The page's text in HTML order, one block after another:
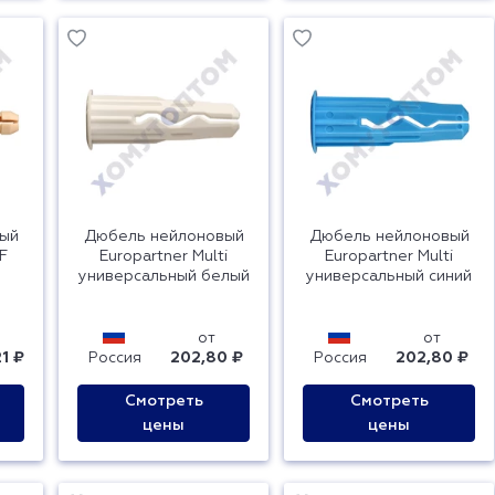
₽
Дюбель нейлоновый
Europartner Multi
универсальный белый
Россия
от
202,80 ₽
Смотреть
цены
Дюбель нейлоновый
Europartner Multi
универсальный синий
Россия
от
202,80 ₽
Смотреть
цены